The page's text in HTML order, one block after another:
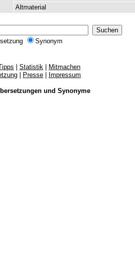
Altmaterial
Synonym
Statistik
Mitmachen
Presse Impressum
und Synonyme